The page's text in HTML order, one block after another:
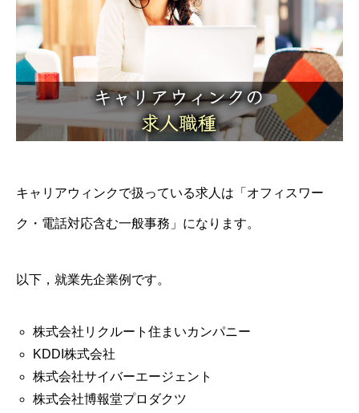
キャリアウィンクで扱っている求人は「オフィスワー
ク・電話対応含む一般事務」になります。
以下，就業先企業例です。
株式会社リクルート住まいカンパニー
KDDI株式会社
株式会社サイバーエージェント
株式会社博報堂プロダクツ